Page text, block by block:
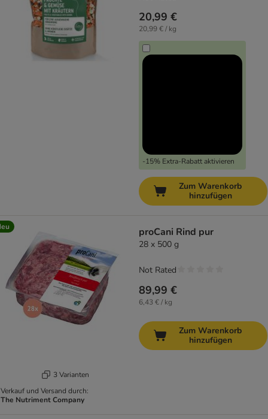
20,99 €
20,99 € / kg
-15% Extra-Rabatt aktivieren
Zum Warenkorb
hinzufügen
3 Varianten
Verkauf und Versand durch:
The Nutriment Company
proCani Rind pur
28 x 500 g
89,99 €
6,43 € / kg
Not Rated
Zum Warenkorb
hinzufügen